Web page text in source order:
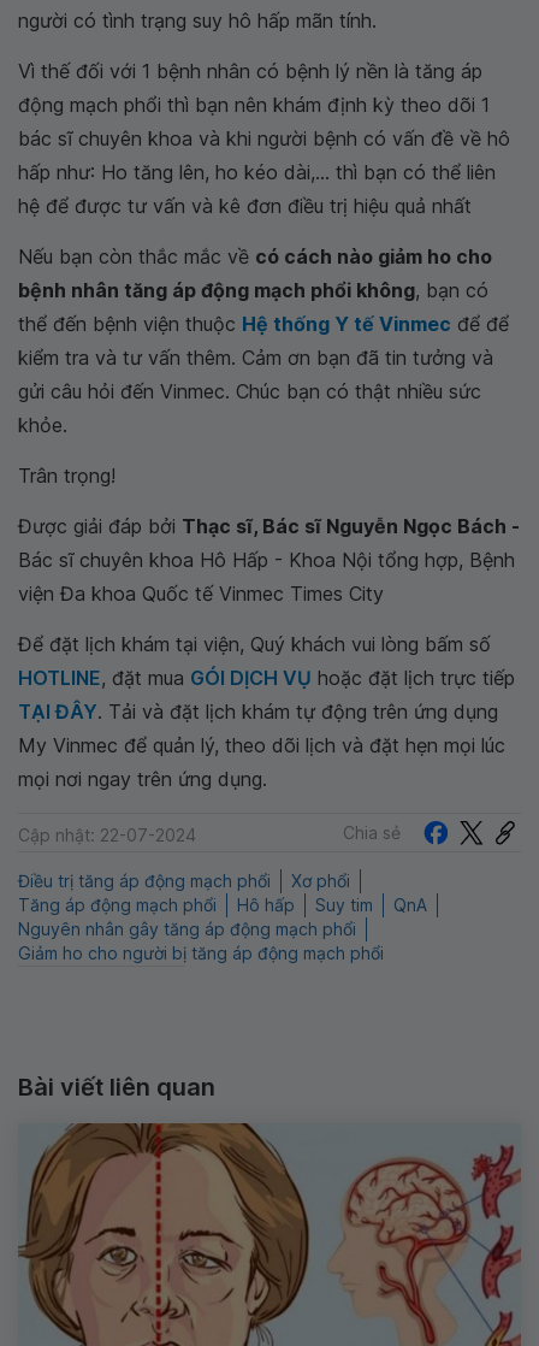
người có tình trạng suy hô hấp mãn tính.
Vì thế đối với 1 bệnh nhân có bệnh lý nền là tăng áp
động mạch phổi thì bạn nên khám định kỳ theo dõi 1
bác sĩ chuyên khoa và khi người bệnh có vấn đề về hô
hấp như: Ho tăng lên, ho kéo dài,... thì bạn có thể liên
hệ để được tư vấn và kê đơn điều trị hiệu quả nhất
Nếu bạn còn thắc mắc về có cách nào giảm ho cho
bệnh nhân tăng áp động mạch phổi không, bạn có
thể đến bệnh viện thuộc Hệ thống Y tế Vinmec để để
kiểm tra và tư vấn thêm. Cảm ơn bạn đã tin tưởng và
gửi câu hỏi đến Vinmec. Chúc bạn có thật nhiều sức
khỏe.
Trân trọng!
Được giải đáp bởi Thạc sĩ, Bác sĩ Nguyễn Ngọc Bách -
Bác sĩ chuyên khoa Hô Hấp - Khoa Nội tổng hợp, Bệnh
viện Đa khoa Quốc tế Vinmec Times City
Để đặt lịch khám tại viện, Quý khách vui lòng bấm số
HOTLINE, đặt mua GÓI DỊCH VỤ hoặc đặt lịch trực tiếp
TẠI ĐÂY. Tải và đặt lịch khám tự động trên ứng dụng
My Vinmec để quản lý, theo dõi lịch và đặt hẹn mọi lúc
mọi nơi ngay trên ứng dụng.
Cập nhật: 22-07-2024 Chia sẻ
Điều trị tăng áp động mạch phổi
Xơ phổi
Tăng áp động mạch phổi
Hô hấp Suy tim
QnA
Nguyên nhân gây tăng áp động mạch phổi
Giảm ho cho người bị tăng áp động mạch phổi
Bài viết liên quan